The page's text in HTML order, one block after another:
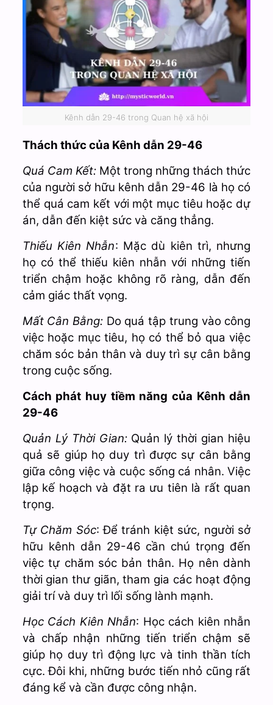
Kênh dẫn 29-46 trong Quan hệ xã hội
Thách thức của Kênh dẫn 29-46
Quá Cam Kết:Một trong những thách thức
của người sở hữu kênh dẫn 29-46 là họ có
thể quá cam kết với một mục tiêu hoặc dự
án, dẫn đến kiệt sức và căng thẳng.
Thiếu Kiên Nhẫn: Mặc dù kiên trì, nhưng
họ có thể thiếu kiên nhẫn với những tiến
triển chậm hoặc không rõ ràng, dẫn đến
cảm giác thất vọng.
Mất Cân Bằng: Do quá tập trung vào công
việc hoặc mục tiêu, họ có thể bỏ qua việc
chăm sóc bản thân và duy trì sự cân bằng
trong cuộc sống.
Cách phát huy tiềm năng của Kênh dẫn
29-46
Quản Lý Thời Gian:Quản lý thời gian hiệu
quả sẽ giúp họ duy trì được sự cân bằng
giữa công việc và cuộc sống cá nhân. Việc
lập kế hoạch và đặt ra ưu tiên là rất quan
trọng.
Tự Chăm Sóc: Để tránh kiệt sức, người sở
hữu kênh dẫn 29-46 cần chú trọng đến
việc tự chăm sóc bản thân. Họ nên dành
thời gian thư giãn, tham gia các hoạt động
giải trí và duy trì lối sống lành mạnh.
Học Cách Kiên Nhẫn: Học cách kiên nhẫn
và chấp nhận những tiến triển chậm sẽ
giúp họ duy trì động lực và tinh thần tích
cực. Đôi khi, những bước tiến nhỏ cũng rất
đáng kể và cần được công nhận.